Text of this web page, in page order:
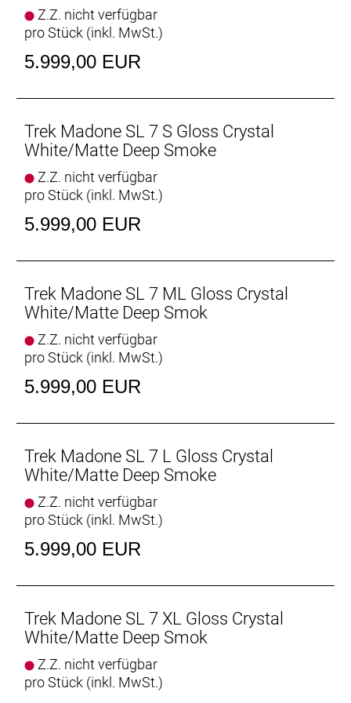
nachgiebiger.
Im Rennsport verwurzelt
Das Feedback der schnellsten Sprinter und Kletterer
Verstellbares Aero-Cockpit
Der im Vergleich zum Unterlenker schmalere
Oberlenker des Madone Gen 8 ermöglicht eine auf
Aerodynamik oder Power optimierte Positionierung
auf dem Bike. Und dank zweiteiligem
Lenker/Vorbau-Design lässt sich die Passform
Optionale aerodynamische Trinkflaschen für noch
mehr Spe
Die zusammen mit den Full System Foil
Rohrformen des Madone entwickelten RSL Aero-
Trinkflaschen und Flaschenhalter machen das
gesamte System schneller.
Rahmen: 500 Series OCLV Carbon, Full System Foil
Rohrprofile, IsoFlow-Sitzrohr, RCS Headset System,
elektronische oder mechanische Schaltung möglich,
abnehmbare Aero-Kettenführung, T47-Innenlager,
Flat Mount Scheibenbremsaufnahme, UDH,
142 x 12 mm Steckachse
Rahmenmaterial: Carbon
Gangschaltung: Shimano Ultegra R8150 Di2, max.
34 Z. an größtem Ritzel
Z.Z. nicht verfügbar
pro Stück (inkl. MwSt.)
5.999,00 EUR
Trek Madone SL 7 S Gloss Crystal
White/Matte Deep Smoke
Z.Z. nicht verfügbar
pro Stück (inkl. MwSt.)
5.999,00 EUR
Trek Madone SL 7 ML Gloss Crystal
White/Matte Deep Smok
Z.Z. nicht verfügbar
pro Stück (inkl. MwSt.)
5.999,00 EUR
Trek Madone SL 7 L Gloss Crystal
White/Matte Deep Smoke
Z.Z. nicht verfügbar
pro Stück (inkl. MwSt.)
5.999,00 EUR
Trek Madone SL 7 XL Gloss Crystal
White/Matte Deep Smok
Z.Z. nicht verfügbar
pro Stück (inkl. MwSt.)